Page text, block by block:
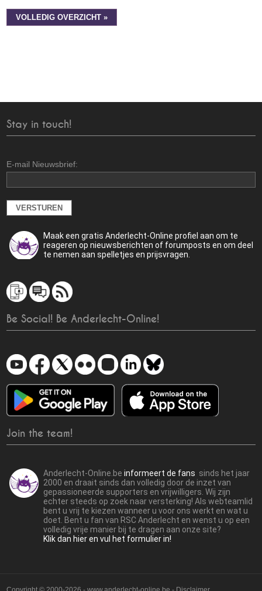
VOLLEDIG OVERZICHT »
Stay in touch!
E-mail Nieuwsbrief:
Maak een gratis Anderlecht-Online profiel aan om te
reageren op nieuwsberichten of forumposts en om deel
te nemen aan spelletjes en prijsvragen.
Be Social! Be Anderlecht-Online!
Join the team!
Anderlecht-Online.beinformeert de fans sinds het jaar
2000 en draait sinds dan volledig door de inzet van
gepassioneerde supporters en vrijwilligers. Wij zijn
echter steeds op zoek naar versterking! Als webteamlid
bent u vrij te kiezen wanneer u voor ons werkt en wat u
doet. Bent u fan van RSC Anderlecht en wenst u op een
volledig vrije manier bij te dragen aan onze site?
Klik dan hier en vul het formulier in!